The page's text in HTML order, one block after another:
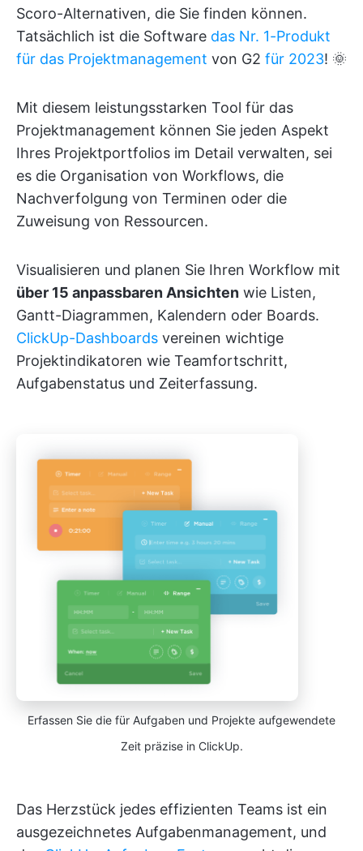
Scoro-Alternativen, die Sie finden können.
Tatsächlich ist die Software das Nr. 1-Produkt
für das Projektmanagement von G2 für 2023! 🌞
Mit diesem leistungsstarken Tool für das
Projektmanagement können Sie jeden Aspekt
Ihres Projektportfolios im Detail verwalten, sei
es die Organisation von Workflows, die
Nachverfolgung von Terminen oder die
Zuweisung von Ressourcen.
Visualisieren und planen Sie Ihren Workflow mit
über 15 anpassbaren Ansichten wie Listen,
Gantt-Diagrammen, Kalendern oder Boards.
ClickUp-Dashboards vereinen wichtige
Projektindikatoren wie Teamfortschritt,
Aufgabenstatus und Zeiterfassung.
Erfassen Sie die für Aufgaben und Projekte aufgewendete
Zeit präzise in ClickUp.
Das Herzstück jedes effizienten Teams ist ein
ausgezeichnetes Aufgabenmanagement, und